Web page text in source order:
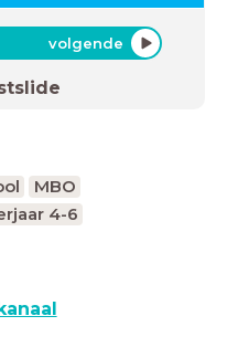
volgende
MBO
4-6